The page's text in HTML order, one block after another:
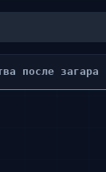
после загара